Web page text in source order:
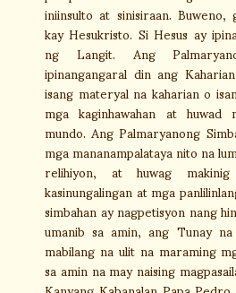
iniinsulto at sinisiraan.
kay Hesukristo. Si Hesus ay
ng Langit. Ang
ipinangangaral din ang
isang materyal na kaharian o
mga kaginhawahan at huwad
mundo. Ang Palmaryanong
mga mananampalataya nito na
relihiyon, at huwag
kasinungalingan at mga
simbahan ay nagpetisyon nang
umanib sa amin, ang Tunay
mabilang na ulit na maraming
sa amin na may naising